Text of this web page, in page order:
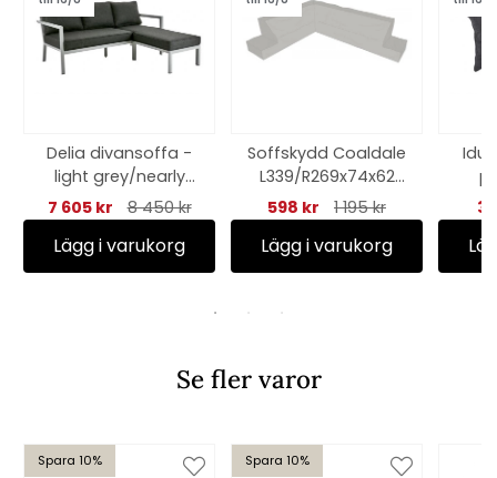
Delia divansoffa -
light grey/nearly
black dyna
7 605 kr 8 450 kr
Lägg i varukorg
Soffskydd Coaldale
L339/R269x74x62
cm - grå
598 kr 1 195 kr
Lägg i varukorg
Se fler varor
Spara 10% Spara 10%